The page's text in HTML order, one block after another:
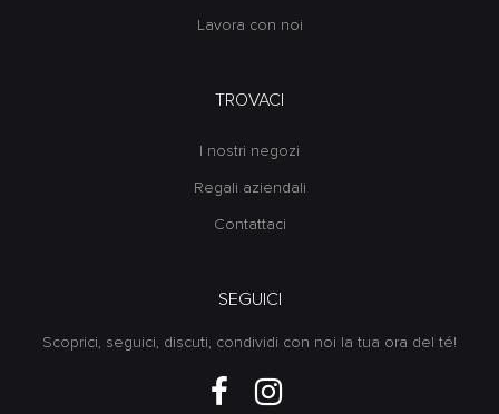
Lavora con noi
TROVACI
I nostri negozi
Regali aziendali
Contattaci
SEGUICI
Scoprici, seguici, discuti, condividi con noi la tua ora del té!